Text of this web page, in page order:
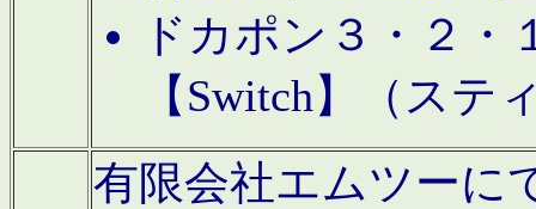
ドカポン３・２
【Switch】（ステ
有限会社エムツーに